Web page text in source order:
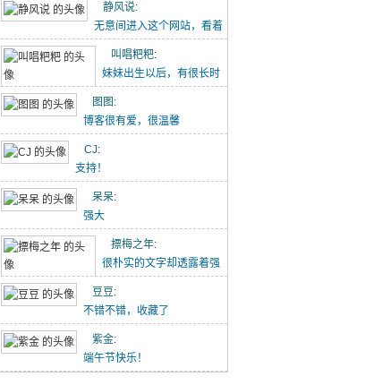
重点难点梳理（初一下-2）
初中作文-假期里的那件事
【转】初中语文作文范文20260426
吃冰糖雪梨（20260418）
唱唱的21天阅读打卡（20260418-）
林中水边跑步（20260329）
小猪佩奇手推车（20260329）
喝酸奶看动画片被发现了（20260329）
静风说:
无意间进入这个网站，看着
点滴记录的文章能感...
叫唱粑粑:
妹妹出生以后，有很长时
图图 :
博客很有爱，很温馨
CJ:
支持！
呆呆:
强大
摽梅之年:
很朴实的文字却透露着强
豆豆 :
不错不错，收藏了
紫金:
端午节快乐！